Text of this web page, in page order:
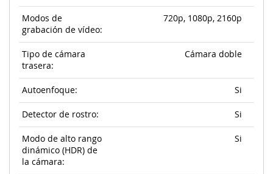
Modos de
grabación de vídeo:
720p, 1080p, 2160p
Tipo de cámara
trasera:
Cámara doble
Autoenfoque: Si
Detector de rostro: Si
Modo de alto rango
dinámico (HDR) de
la cámara:
Si